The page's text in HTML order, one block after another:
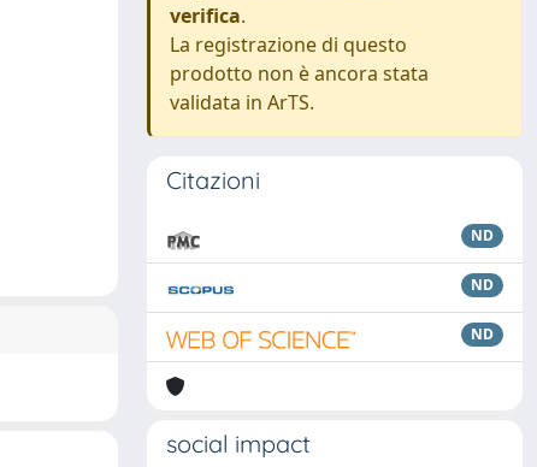
verifica.
La registrazione di questo
prodotto non è ancora stata
validata in ArTS.
Citazioni
ND
ND
ND
social impact